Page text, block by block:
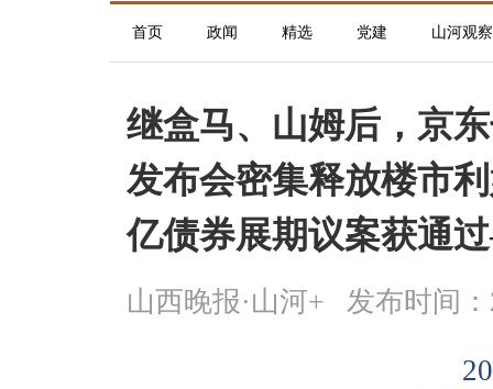
首页 政闻 精选 党建 山河观察
继盒马、山姆后，京
发布会密集释放楼市
亿债券展期议案获通
山西晚报·山河+ 发布时间：